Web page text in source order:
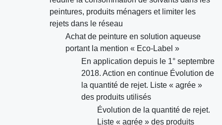
peintures, produits ménagers et limiter les
rejets dans le réseau
Achat de peinture en solution aqueuse
portant la mention « Eco-Label »
En application depuis le 1° septembre
2018. Action en continue Évolution de
la quantité de rejet. Liste « agrée »
des produits utilisés
Évolution de la quantité de rejet.
Liste « agrée » des produits